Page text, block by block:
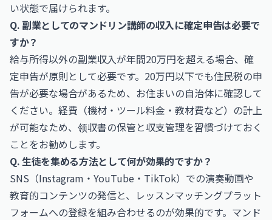
い状態で届けられます。
Q. 副業としてのマンドリン講師の収入に確定申告は必要で
すか？
給与所得以外の副業収入が年間20万円を超える場合、確
定申告が原則として必要です。20万円以下でも住民税の申
告が必要な場合があるため、お住まいの自治体に確認して
ください。経費（機材・ツール料金・教材費など）の計上
が可能なため、领収書の保管と収支管理を習慣づけておく
ことをお勧めします。
Q. 生徒を集める方法として何が効果的ですか？
SNS（Instagram・YouTube・TikTok）での演奏動画や
教育的コンテンツの発信と、レッスンマッチングプラット
フォームへの登録を組み合わせるのが効果的です。マンド